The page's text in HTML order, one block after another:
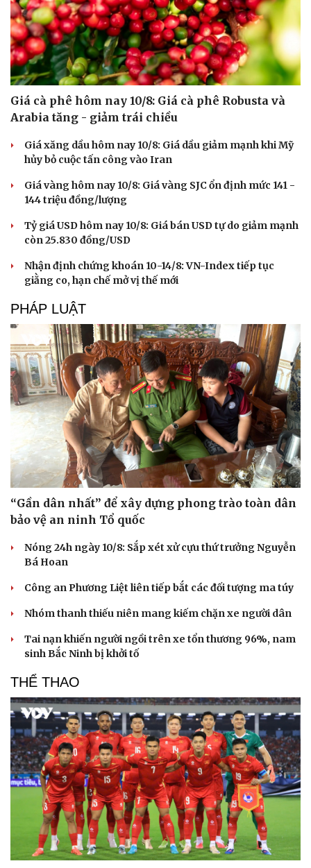
Phòng mạch online
Ăn sạch sống khỏe
Giá cà phê hôm nay 10/8: Giá cà phê Robusta và
Arabia tăng - giảm trái chiều
Giá xăng dầu hôm nay 10/8: Giá dầu giảm mạnh khi Mỹ
hủy bỏ cuộc tấn công vào Iran
Giá vàng hôm nay 10/8: Giá vàng SJC ổn định mức 141 -
144 triệu đồng/lượng
Tỷ giá USD hôm nay 10/8: Giá bán USD tự do giảm mạnh
còn 25.830 đồng/USD
Nhận định chứng khoán 10-14/8: VN-Index tiếp tục
giằng co, hạn chế mở vị thế mới
PHÁP LUẬT
“Gần dân nhất” để xây dựng phong trào toàn dân
bảo vệ an ninh Tổ quốc
Nóng 24h ngày 10/8: Sắp xét xử cựu thứ trưởng Nguyễn
Bá Hoan
Công an Phương Liệt liên tiếp bắt các đối tượng ma túy
Nhóm thanh thiếu niên mang kiếm chặn xe người dân
Tai nạn khiến người ngồi trên xe tổn thương 96%, nam
sinh Bắc Ninh bị khởi tố
THỂ THAO